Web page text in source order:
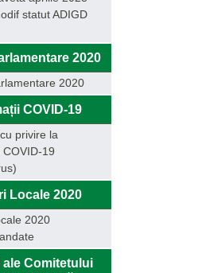
statut ADIGD
2020
2020
COVID-19
privire la
19
Locale 2020
2020
ale Comitetului